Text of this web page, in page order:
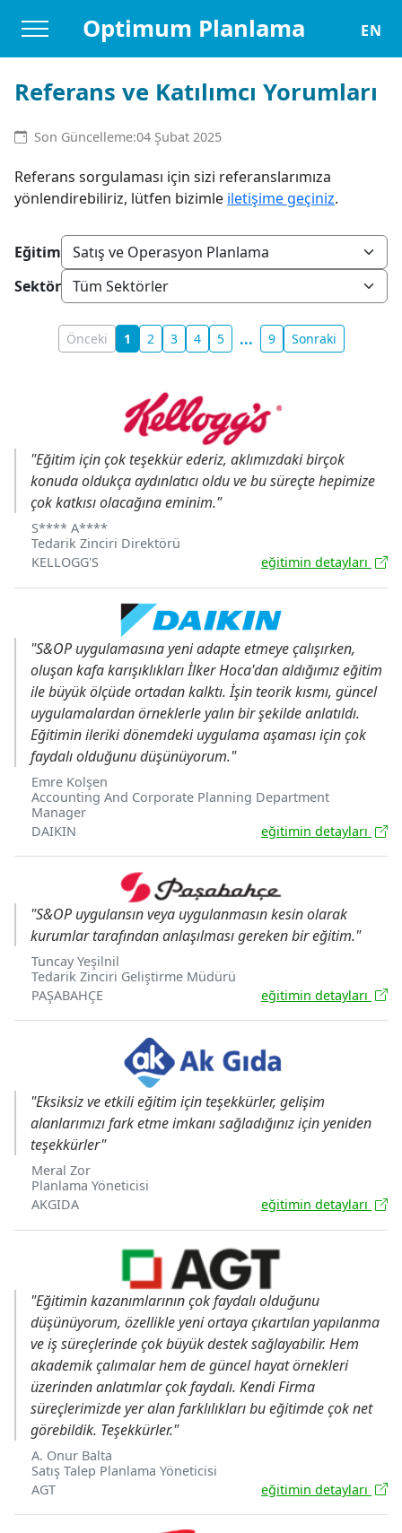
Optimum Planlama EN
Referans ve Katılımcı Yorumları
Son Güncelleme:04 Şubat 2025
Referans sorgulaması için sizi referanslarımıza
yönlendirebiliriz, lütfen bizimle iletişime geçiniz.
Eğitim
Sektör
Önceki 1 2 3 4 5 ... 9 Sonraki
"Eğitim için çok teşekkür ederiz, aklımızdaki birçok
konuda oldukça aydınlatıcı oldu ve bu süreçte hepimize
çok katkısı olacağına eminim."
S**** A****
Tedarik Zinciri Direktörü
KELLOGG'S
eğitimin detayları
"S&OP uygulamasına yeni adapte etmeye çalışırken,
oluşan kafa karışıklıkları İlker Hoca'dan aldığımız eğitim
ile büyük ölçüde ortadan kalktı. İşin teorik kısmı, güncel
uygulamalardan örneklerle yalın bir şekilde anlatıldı.
Eğitimin ileriki dönemdeki uygulama aşaması için çok
faydalı olduğunu düşünüyorum."
Emre Kolşen
Accounting And Corporate Planning Department
Manager
DAIKIN
eğitimin detayları
"S&OP uygulansın veya uygulanmasın kesin olarak
kurumlar tarafından anlaşılması gereken bir eğitim."
Tuncay Yeşilnil
Tedarik Zinciri Geliştirme Müdürü
PAŞABAHÇE
eğitimin detayları
"Eksiksiz ve etkili eğitim için teşekkürler, gelişim
alanlarımızı fark etme imkanı sağladığınız için yeniden
teşekkürler"
Meral Zor
Planlama Yöneticisi
AKGIDA
eğitimin detayları
"Eğitimin kazanımlarının çok faydalı olduğunu
düşünüyorum, özellikle yeni ortaya çıkartılan yapılanma
ve iş süreçlerinde çok büyük destek sağlayabilir. Hem
akademik çalımalar hem de güncel hayat örnekleri
üzerinden anlatımlar çok faydalı. Kendi Firma
süreçlerimizde yer alan farklılıkları bu eğitimde çok net
görebildik. Teşekkürler."
A. Onur Balta
Satış Talep Planlama Yöneticisi
AGT
eğitimin detayları